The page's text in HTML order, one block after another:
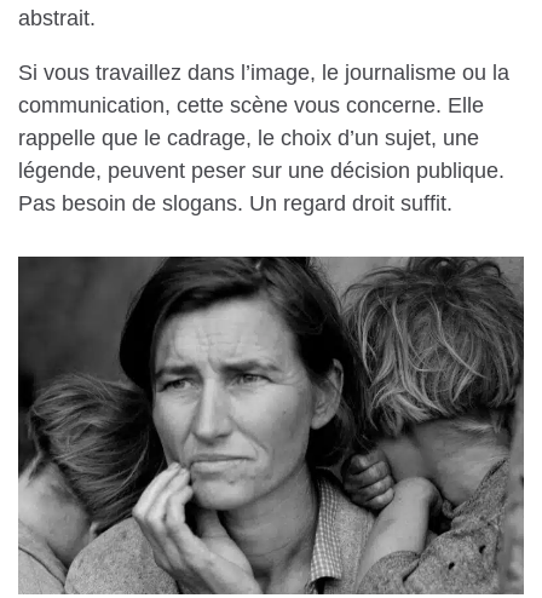
abstrait.
Si vous travaillez dans l’image, le journalisme ou la
communication, cette scène vous concerne. Elle
rappelle que le cadrage, le choix d’un sujet, une
légende, peuvent peser sur une décision publique.
Pas besoin de slogans. Un regard droit suffit.